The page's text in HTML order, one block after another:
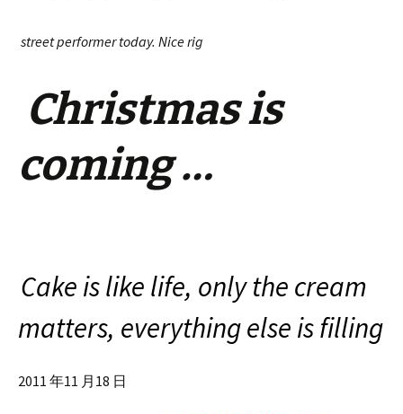
street performer today. Nice rig
Christmas is
coming …
Cake is like life, only the cream
matters, everythingelse is filling
2011 年11 月18 日